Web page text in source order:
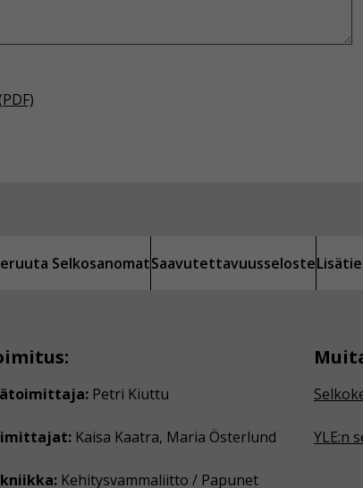
SelkosanomatSaavutettavuusseloste
Petri Kiuttu
Kaisa Kaatra, Maria Österlund
Kehitysvammaliitto / Papunet
YLE:n